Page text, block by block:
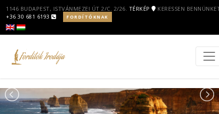
1146 BUDAPEST, ISTVÁNMEZEI ÚT 2/C. 2/26. TÉRKÉP
KERESSEN
+36 30 681 6193
FORDÍTÓKNAK